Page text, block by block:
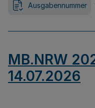
Ausgabennummer
MB.NRW
14.07.2026